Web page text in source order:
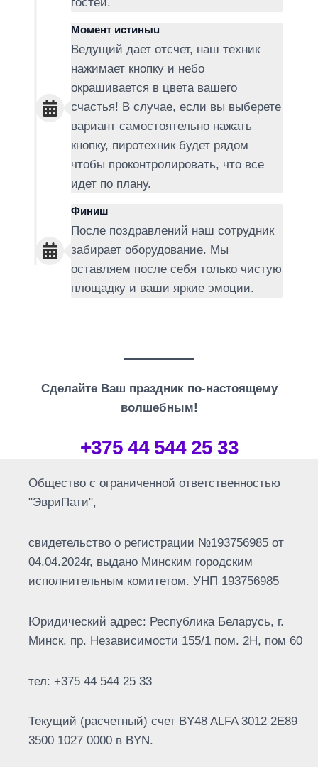
Момент истиныu
Ведущий дает отсчет, наш техник
нажимает кнопку и небо
окрашивается в цвета вашего
счастья! В случае, если вы выберете
вариант самостоятельно нажать
кнопку, пиротехник будет рядом
чтобы проконтролировать, что все
идет по плану.
Финиш
После поздравлений наш сотрудник
забирает оборудование. Мы
оставляем после себя только чистую
площадку и ваши яркие эмоции.
Сделайте Ваш праздник по-настоящему
волшебным!
+375 44 544 25 33
Общество с ограниченной ответственностью
"ЭвриПати",
свидетельство о регистрации №193756985 от
04.04.2024г, выдано Минским городским
исполнительным комитетом. УНП 193756985
Юридический адрес: Республика Беларусь, г.
Минск. пр. Независимости 155/1 пом. 2Н, пом 60
тел: +375 44 544 25 33
Текущий (расчетный) счет BY48 ALFA 3012 2E89
3500 1027 0000 в BYN.